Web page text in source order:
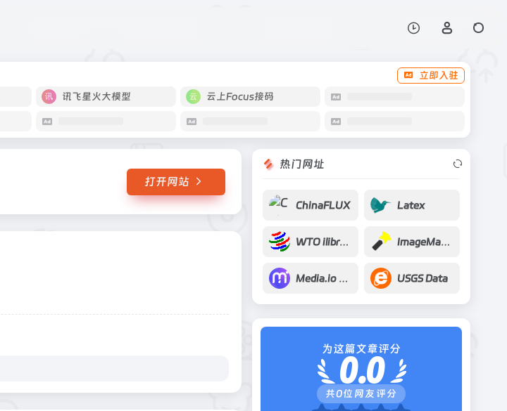
立即入驻
讯飞星火大模型 云上Focus接码
打开网站
热门网址
ChinaFLUX Latex
WTO ilibrary ImageMagick
Media.io AI Image Upscaler USGS Data
为这篇文章评分
0.0
共0位网友评分